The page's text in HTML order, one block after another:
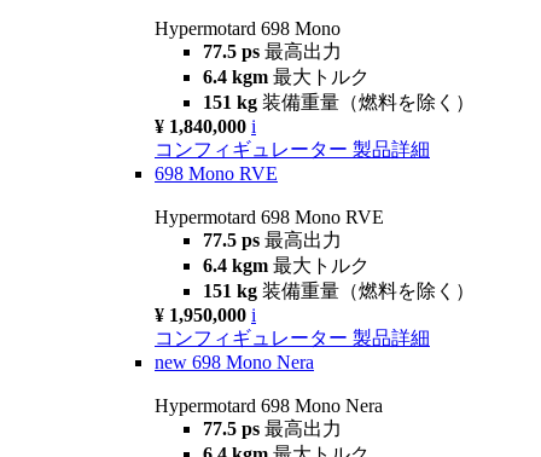
Hypermotard 698 Mono
77.5 ps 最高出力
6.4 kgm 最大トルク
151 kg 装備重量（燃料を除く）
¥ 1,840,000 i
コンフィギュレーター 製品詳細
698 Mono RVE
Hypermotard 698 Mono RVE
77.5 ps 最高出力
6.4 kgm 最大トルク
151 kg 装備重量（燃料を除く）
¥ 1,950,000 i
コンフィギュレーター 製品詳細
new 698 Mono Nera
Hypermotard 698 Mono Nera
77.5 ps 最高出力